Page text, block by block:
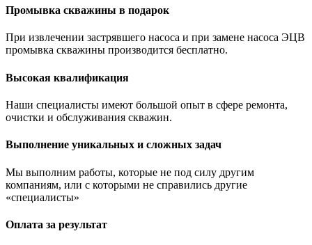
Промывка скважины в подарок
При извлечении застрявшего насоса и при замене насоса ЭЦВ
промывка скважины производится бесплатно.
Высокая квалификация
Наши специалисты имеют большой опыт в сфере ремонта,
очистки и обслуживания скважин.
Выполнение уникальных и сложных задач
Мы выполним работы, которые не под силу другим
компаниям, или с которыми не справились другие
«специалисты»
Оплата за результат